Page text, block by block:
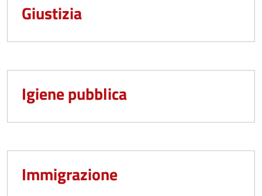
Giustizia
Igiene pubblica
Immigrazione